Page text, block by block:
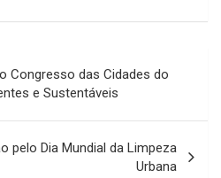
Congresso das Cidades do
e Sustentáveis
pelo Dia Mundial da Limpeza
Urbana